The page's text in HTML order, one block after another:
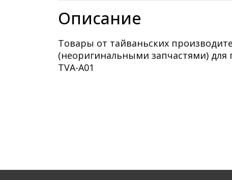
Описание
Товары от тайваньских
(неоригинальными запчастями)
TVA-A01